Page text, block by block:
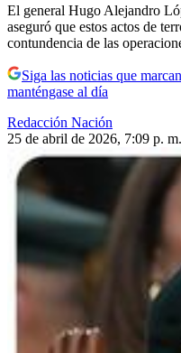
El general Hugo Alejandro
aseguró que estos actos de
contundencia de las
Siga las noticias que
manténgase al día
Redacción Nación
25 de abril de 2026, 7:09 p. m.